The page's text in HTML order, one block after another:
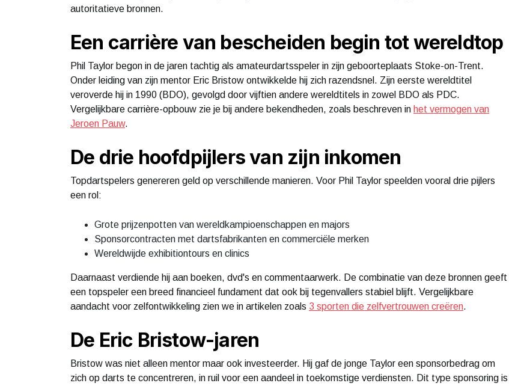
autoritatieve bronnen.
Een carrière van bescheiden begin tot wereldtop
Phil Taylor begon in de jaren tachtig als amateurdartsspeler in zijn geboorteplaats Stoke-on-Trent.
Onder leiding van zijn mentor Eric Bristow ontwikkelde hij zich razendsnel. Zijn eerste wereldtitel
veroverde hij in 1990 (BDO), gevolgd door vijftien andere wereldtitels in zowel BDO als PDC.
Vergelijkbare carrière-opbouw zie je bij andere bekendheden, zoals beschreven in het vermogen van
Jeroen Pauw.
De drie hoofdpijlers van zijn inkomen
Topdartspelers genereren geld op verschillende manieren. Voor Phil Taylor speelden vooral drie pijlers
een rol:
Grote prijzenpotten van wereldkampioenschappen en majors
Sponsorcontracten met dartsfabrikanten en commerciële merken
Wereldwijde exhibitiontours en clinics
Daarnaast verdiende hij aan boeken, dvd's en commentaarwerk. De combinatie van deze bronnen geeft
een topspeler een breed financieel fundament dat ook bij tegenvallers stabiel blijft. Vergelijkbare
aandacht voor zelfontwikkeling zien we in artikelen zoals 3 sporten die zelfvertrouwen creëren.
De Eric Bristow-jaren
Bristow was niet alleen mentor maar ook investeerder. Hij gaf de jonge Taylor een sponsorbedrag om
zich op darts te concentreren, in ruil voor een aandeel in toekomstige verdiensten. Dit type sponsoring is